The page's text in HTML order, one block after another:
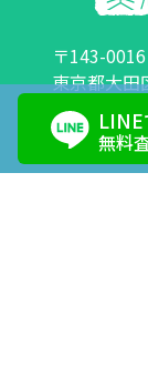
LINE
無料
〒143-0016
東京都大
営業時間